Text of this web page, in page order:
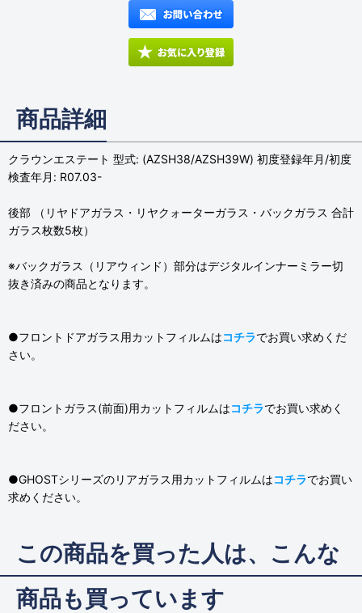
商品詳細
クラウンエステート 型式: (AZSH38/AZSH39W) 初度登録年月/初度
検査年月: R07.03-
後部 （リヤドアガラス・リヤクォーターガラス・バックガラス 合計
ガラス枚数5枚）
※バックガラス（リアウィンド）部分はデジタルインナーミラー切
抜き済みの商品となります。
●フロントドアガラス用カットフィルムはコチラでお買い求めくだ
さい。
●フロントガラス(前面)用カットフィルムはコチラでお買い求めく
ださい。
●GHOSTシリーズのリアガラス用カットフィルムはコチラでお買い
求めください。
この商品を買った人は、こんな
商品も買っています